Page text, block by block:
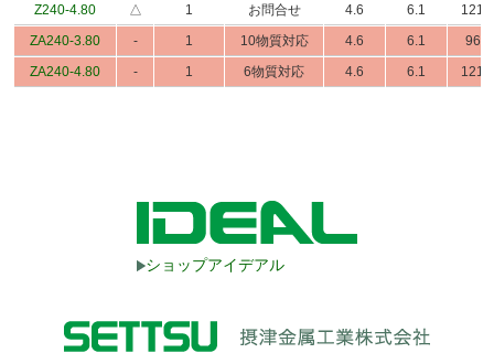
Z240-4.80
△ 1 お問合せ 4.6 6.1
121.9
ZA240-3.80
- 1 10物質対応 4.6 6.1
96.5
ZA240-4.80
- 1 6物質対応 4.6 6.1 121.9
ショップアイデアル